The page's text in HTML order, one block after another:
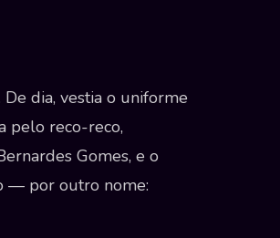
dia, vestia o uniforme
pelo reco-reco,
Gomes, e o
— por outro nome: